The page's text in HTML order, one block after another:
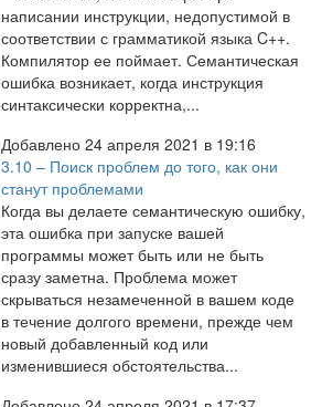
написании инструкции, недопустимой в
соответствии с грамматикой языка C++.
Компилятор ее поймает. Семантическая
ошибка возникает, когда инструкция
синтаксически корректна,...
Добавлено 24 апреля 2021 в 19:16
3.10 – Поиск проблем до того, как они
станут проблемами
Когда вы делаете семантическую ошибку,
эта ошибка при запуске вашей
программы может быть или не быть
сразу заметна. Проблема может
скрываться незамеченной в вашем коде
в течение долгого времени, прежде чем
новый добавленный код или
изменившиеся обстоятельства...